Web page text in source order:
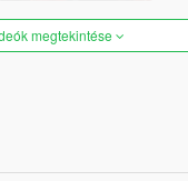
megtekintése